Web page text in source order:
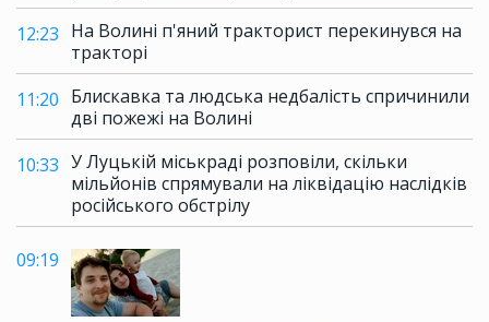
12:23 На Волині п'яний тракторист перекинувся на
тракторі
11:20 Блискавка та людська недбалість спричинили
дві пожежі на Волині
10:33 У Луцькій міськраді розповіли, скільки
мільйонів спрямували на ліквідацію наслідків
російського обстрілу
09:19